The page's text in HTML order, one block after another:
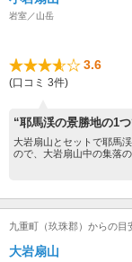
岩室／山岳
3.6
(口コミ 3件)
“耶馬渓の景勝地の1
大岩扇山とセットで耶馬
ので、大岩扇山中の集落の
九重町（玖珠郡）からの目
大岩扇山